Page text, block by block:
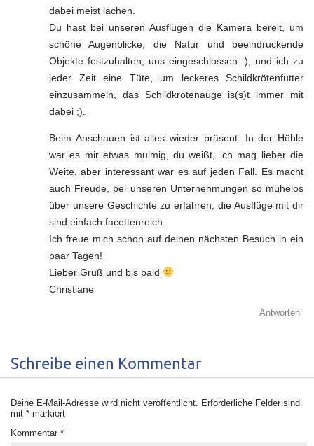
dabei meist lachen.
Du hast bei unseren Ausflügen die Kamera bereit, um
schöne Augenblicke, die Natur und beeindruckende
Objekte festzuhalten, uns eingeschlossen :), und ich zu
jeder Zeit eine Tüte, um leckeres Schildkrötenfutter
einzusammeln, das Schildkrötenauge is(s)t immer mit
dabei ;).
Beim Anschauen ist alles wieder präsent. In der Höhle
war es mir etwas mulmig, du weißt, ich mag lieber die
Weite, aber interessant war es auf jeden Fall. Es macht
auch Freude, bei unseren Unternehmungen so mühelos
über unsere Geschichte zu erfahren, die Ausflüge mit dir
sind einfach facettenreich.
Ich freue mich schon auf deinen nächsten Besuch in ein
paar Tagen!
Lieber Gruß und bis bald
Christiane
Antworten
Schreibe einen Kommentar
Deine E-Mail-Adresse wird nicht veröffentlicht. Erforderliche Felder sind
mit * markiert
Kommentar *